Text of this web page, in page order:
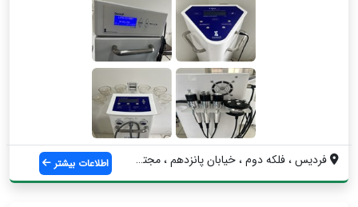
فردیس ، فلکه دوم ، خیابان پانزدهم ، مجتم... اطلاعات بیشتر